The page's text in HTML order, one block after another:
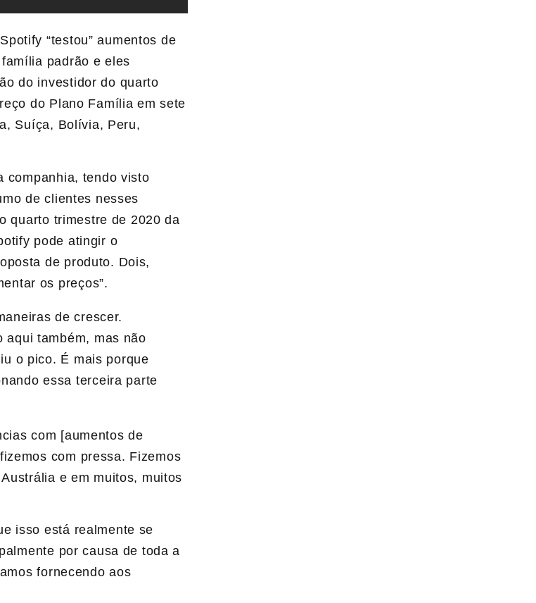
“testou” aumentos de
padrão e eles
do investidor do quarto
do Plano Família em sete
Suíça, Bolívia, Peru,
companhia, tendo visto
de clientes nesses
quarto trimestre de 2020 da
pode atingir o
de produto. Dois,
os preços”.
de crescer.
aqui também, mas não
o pico. É mais porque
essa terceira parte
com [aumentos de
com pressa. Fizemos
e em muitos, muitos
isso está realmente se
por causa de toda a
fornecendo aos